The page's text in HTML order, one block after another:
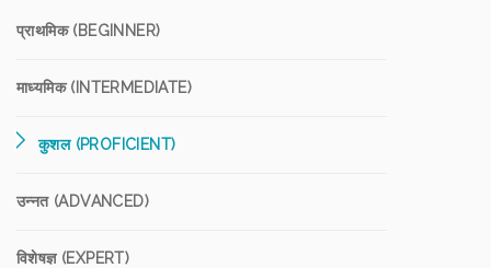
प्राथमिक (BEGINNER)
माध्यमिक (INTERMEDIATE)
कुशल (PROFICIENT)
उन्नत (ADVANCED)
विशेषज्ञ (EXPERT)